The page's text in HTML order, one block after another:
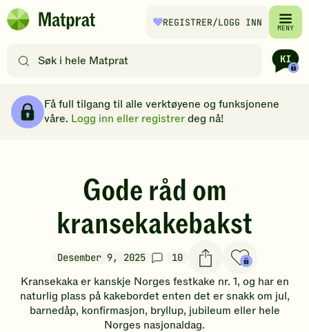
Hopp til hovedinnhold
Matprat
REGISTRER/LOGG INN MENY
etter
filtre
Få full tilgang til alle verktøyene og funksjonene
våre. Logg inn eller registrerdeg nå!
Gode råd om
kransekakebakst
Desember 9, 2025 10
Kransekaka er kanskje Norges festkake nr. 1, og har en
naturlig plass på kakebordet enten det er snakk om jul,
barnedåp, konfirmasjon, bryllup, jubileum eller hele
Norges nasjonaldag.